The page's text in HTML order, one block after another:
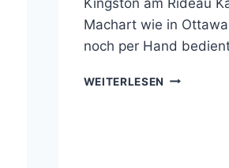
Machart wie in
noch per Hand
WEITERLESEN KANADA